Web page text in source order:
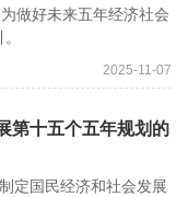
做好未来五年经济社会
2025-11-07
第十五个五年规划的
国民经济和社会发展